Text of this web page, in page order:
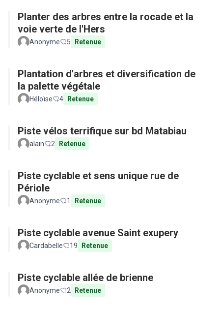
Planter des arbres entre la rocade et la
voie verte de l'Hers
Anonyme 5 Retenue
Plantation d'arbres et diversification de
la palette végétale
Héloïse 4 Retenue
Piste vélos terrifique sur bd Matabiau
alain 2 Retenue
Piste cyclable et sens unique rue de
Périole
Anonyme 1 Retenue
Piste cyclable avenue Saint exupery
Cardabelle 19 Retenue
Piste cyclable allée de brienne
Anonyme 2 Retenue